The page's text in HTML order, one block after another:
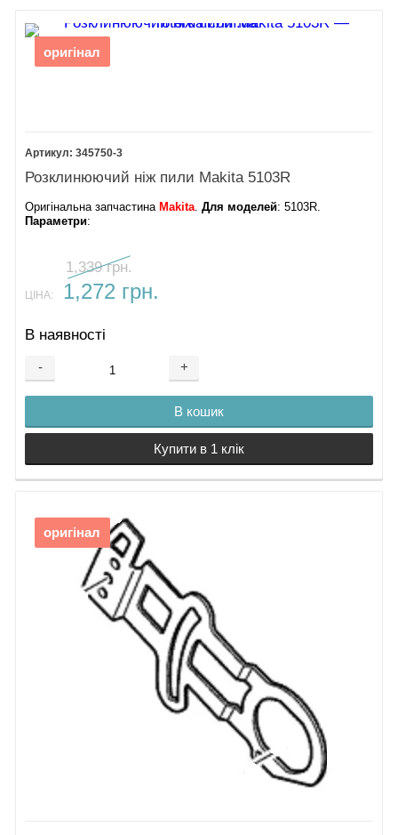
оригінал
345750-3
Розклинюючий ніж пили Makita 5103R
Оригінальна запчастина Makita.Для моделей: 5103R.
Параметри:
1,339 грн.
ЦІНА: 1,272 грн.
В наявності
- +
В кошик
Купити в 1 клік
оригінал